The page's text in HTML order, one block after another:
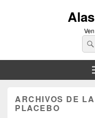
por:
ARCHIVOS DE
PLACEBO